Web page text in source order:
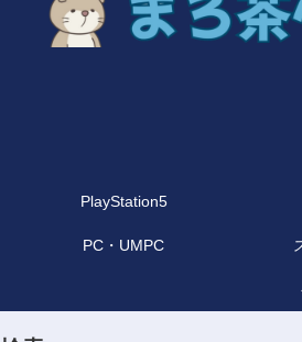
PlayStation5
PC・UMPC